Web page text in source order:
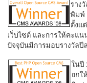
ราง
พิมพ์
ตั้งแ
เว็บไซต์ และการให้คะแ
ปัจจุบันมีการมอบรางวัลปี
ในปี
ยกใ